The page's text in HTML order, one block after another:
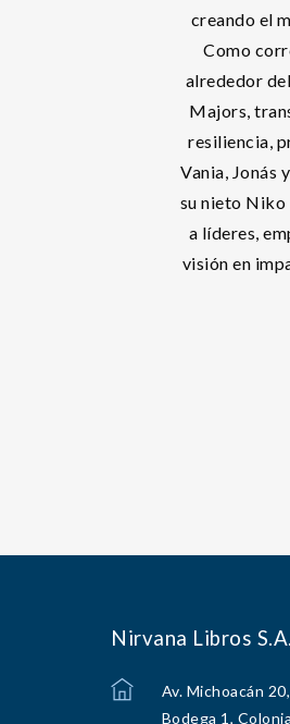
creando el
Como
alrededor
Majors,
resiliencia,
Vania, Jonás
su nieto Niko
a líderes,
visión en
Nirvana Libros
Av. Michoacán
Bodega 1,